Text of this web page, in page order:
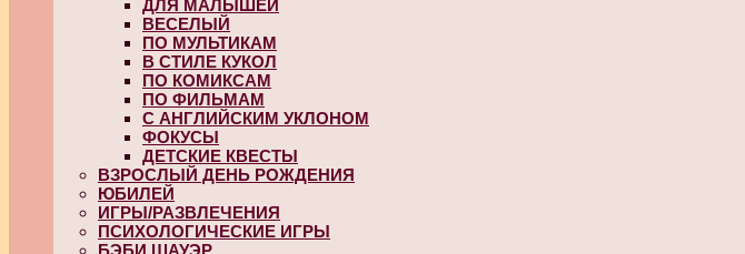
ДЛЯ МАЛЫШЕЙ
ВЕСЕЛЫЙ
ПО МУЛЬТИКАМ
В СТИЛЕ КУКОЛ
ПО КОМИКСАМ
ПО ФИЛЬМАМ
С АНГЛИЙСКИМ УКЛОНОМ
ФОКУСЫ
ДЕТСКИЕ КВЕСТЫ
ВЗРОСЛЫЙ ДЕНЬ РОЖДЕНИЯ
ЮБИЛЕЙ
ИГРЫ/РАЗВЛЕЧЕНИЯ
ПСИХОЛОГИЧЕСКИЕ ИГРЫ
БЭБИ ШАУЭР